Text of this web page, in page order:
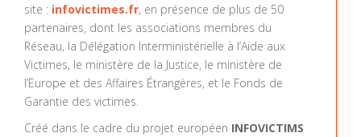
site : infovictimes.fr, en présence de plus de 50
partenaires, dont les associations membres du
Réseau, la Délégation Interministérielle à l’Aide aux
Victimes, le ministère de la Justice, le ministère de
l’Europe et des Affaires Étrangères, et le Fonds de
Garantie des victimes.
Créé dans le cadre du projet européen INFOVICTIMS